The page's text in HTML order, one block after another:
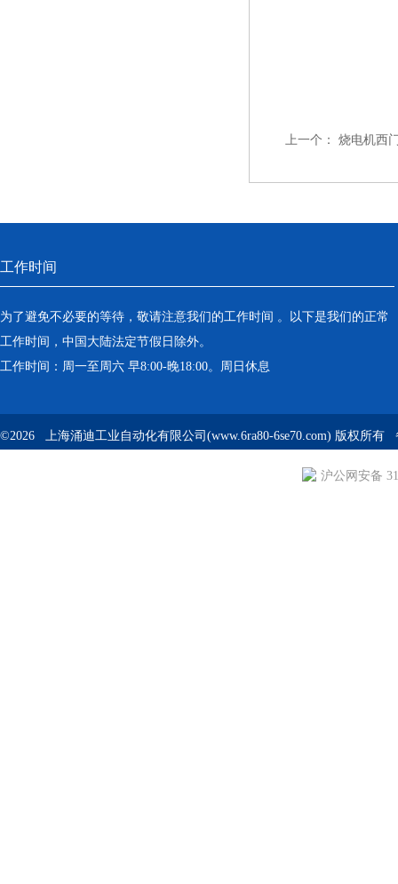
上一个： 烧电机西
工作时间
为了避免不必要的等待，敬请注意我们的工作时间 。以下是我们的正常
工作时间，中国大陆法定节假日除外。
工作时间：周一至周六 早8:00-晚18:00。周日休息
©2026 上海涌迪工业自动化有限公司(www.6ra80-6se70.com) 版权所有
沪公网安备